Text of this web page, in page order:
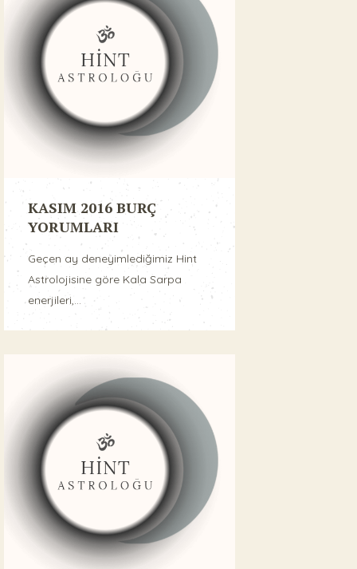
KASIM 2016 BURÇ
YORUMLARI
Geçen ay deneyimlediğimiz Hint
Astrolojisine göre Kala Sarpa
enerjileri,...